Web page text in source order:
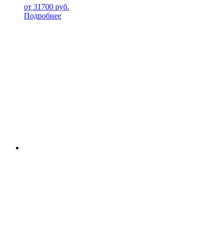
от 31700 руб.
Подробнее